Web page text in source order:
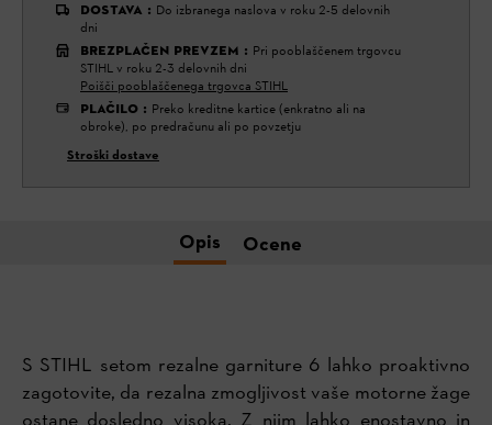
DOSTAVA : Do izbranega naslova v roku 2-5 delovnih
dni
BREZPLAČEN PREVZEM : Pri pooblaščenem trgovcu
STIHL v roku 2-3 delovnih dni
Poišči pooblaščenega trgovca STIHL
PLAČILO : Preko kreditne kartice (enkratno ali na
obroke), po predračunu ali po povzetju
Stroški dostave
Opis Ocene
S STIHL setom rezalne garniture 6 lahko proaktivno
zagotovite, da rezalna zmogljivost vaše motorne žage